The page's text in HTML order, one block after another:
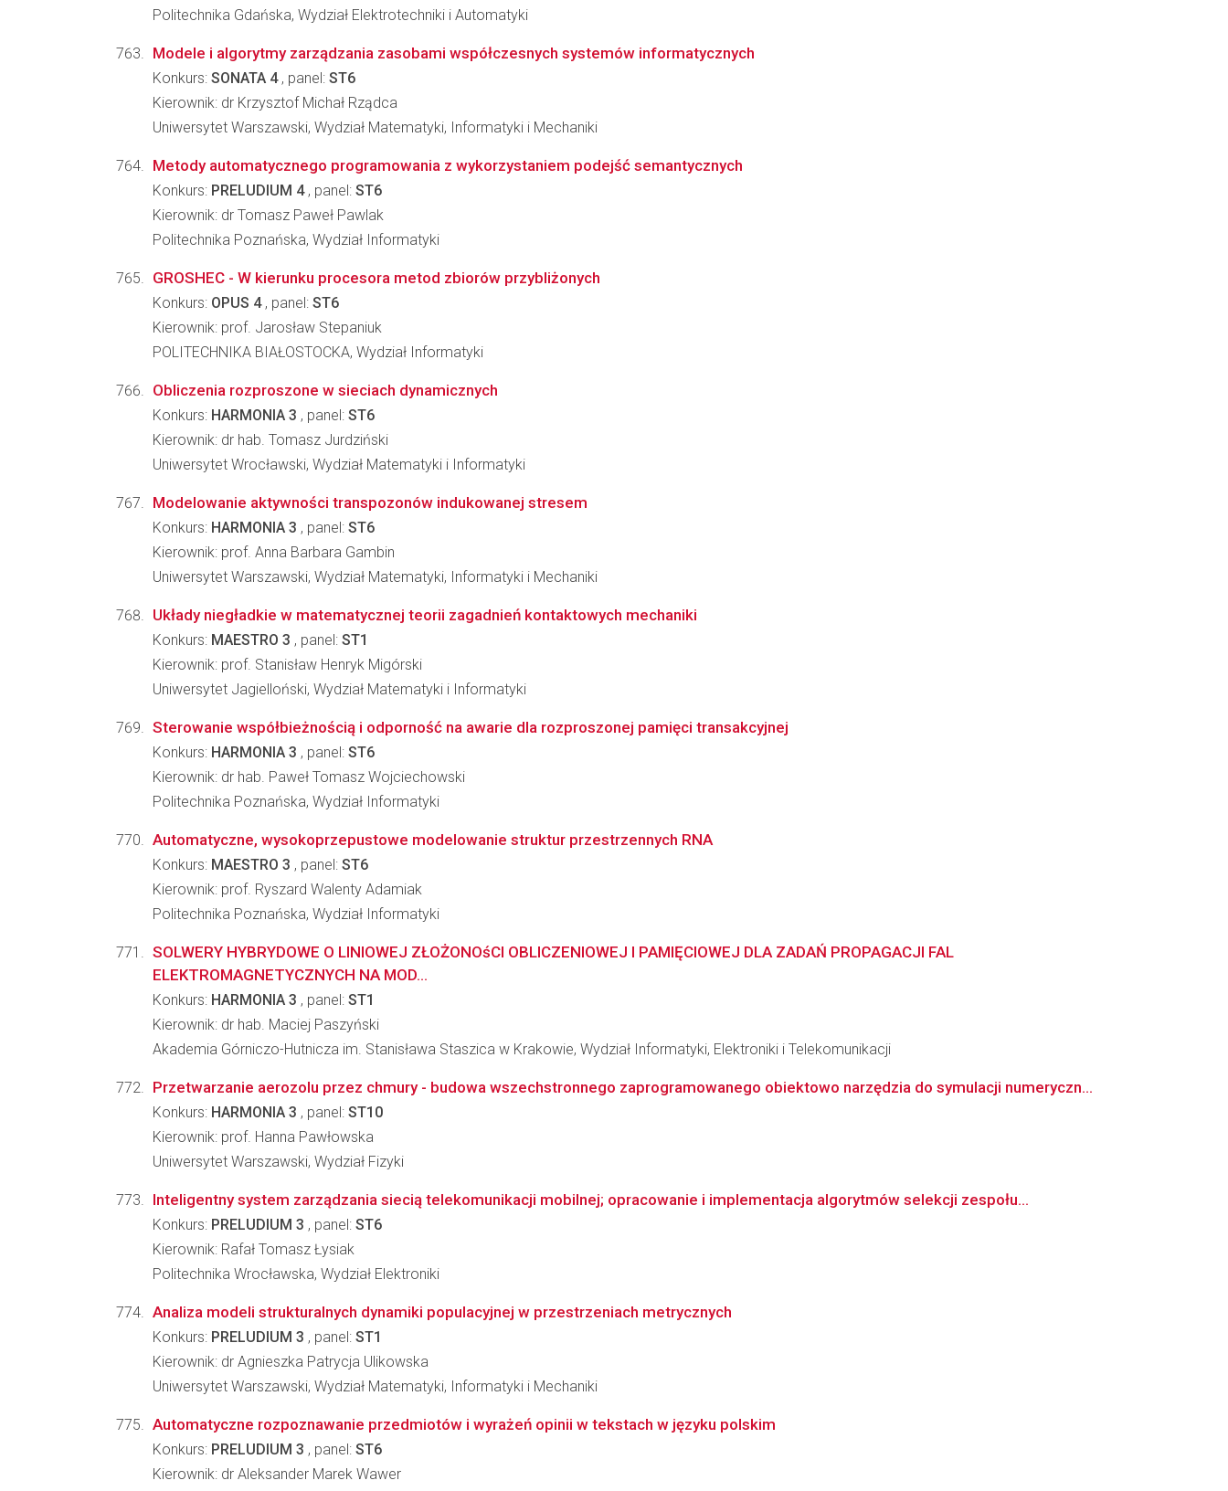
Politechnika Gdańska, Wydział Elektrotechniki i Automatyki
Modele i algorytmy zarządzania zasobami współczesnych systemów informatycznych
Konkurs: SONATA 4, panel: ST6
Kierownik: dr Krzysztof Michał Rządca
Uniwersytet Warszawski, Wydział Matematyki, Informatyki i Mechaniki
Metody automatycznego programowania z wykorzystaniem podejść semantycznych
Konkurs: PRELUDIUM 4, panel: ST6
Kierownik: dr Tomasz Paweł Pawlak
Politechnika Poznańska, Wydział Informatyki
GROSHEC - W kierunku procesora metod zbiorów przybliżonych
Konkurs: OPUS 4, panel: ST6
Kierownik: prof. Jarosław Stepaniuk
POLITECHNIKA BIAŁOSTOCKA, Wydział Informatyki
Obliczenia rozproszone w sieciach dynamicznych
Konkurs: HARMONIA 3 , panel: ST6
Kierownik: dr hab. Tomasz Jurdziński
Uniwersytet Wrocławski, Wydział Matematyki i Informatyki
Modelowanie aktywności transpozonów indukowanej stresem
Konkurs: HARMONIA 3 , panel: ST6
Kierownik: prof. Anna Barbara Gambin
Uniwersytet Warszawski, Wydział Matematyki, Informatyki i Mechaniki
Układy niegładkie w matematycznej teorii zagadnień kontaktowych mechaniki
Konkurs: MAESTRO 3 , panel: ST1
Kierownik: prof. Stanisław Henryk Migórski
Uniwersytet Jagielloński, Wydział Matematyki i Informatyki
Sterowanie współbieżnością i odporność na awarie dla rozproszonej pamięci transakcyjnej
Konkurs: HARMONIA 3 , panel: ST6
Kierownik: dr hab. Paweł Tomasz Wojciechowski
Politechnika Poznańska, Wydział Informatyki
Automatyczne, wysokoprzepustowe modelowanie struktur przestrzennych RNA
Konkurs: MAESTRO 3 , panel: ST6
Kierownik: prof. Ryszard Walenty Adamiak
Politechnika Poznańska, Wydział Informatyki
SOLWERY HYBRYDOWE O LINIOWEJ ZŁOŻONOśCI OBLICZENIOWEJ I PAMIĘCIOWEJ DLA ZADAŃ PROPAGACJI FAL
ELEKTROMAGNETYCZNYCH NA MOD...
Konkurs: HARMONIA 3 , panel: ST1
Kierownik: dr hab. Maciej Paszyński
Akademia Górniczo-Hutnicza im. Stanisława Staszica w Krakowie, Wydział Informatyki, Elektroniki i Telekomunikacji
Przetwarzanie aerozolu przez chmury - budowa wszechstronnego zaprogramowanego obiektowo narzędzia do symulacji numeryczn...
Konkurs: HARMONIA 3 , panel: ST10
Kierownik: prof. Hanna Pawłowska
Uniwersytet Warszawski, Wydział Fizyki
Inteligentny system zarządzania siecią telekomunikacji mobilnej; opracowanie i implementacja algorytmów selekcji zespołu...
Konkurs: PRELUDIUM 3 , panel: ST6
Kierownik: Rafał Tomasz Łysiak
Politechnika Wrocławska, Wydział Elektroniki
Analiza modeli strukturalnych dynamiki populacyjnej w przestrzeniach metrycznych
Konkurs: PRELUDIUM 3 , panel: ST1
Kierownik: dr Agnieszka Patrycja Ulikowska
Uniwersytet Warszawski, Wydział Matematyki, Informatyki i Mechaniki
Automatyczne rozpoznawanie przedmiotów i wyrażeń opinii w tekstach w języku polskim
Konkurs: PRELUDIUM 3 , panel: ST6
Kierownik: dr Aleksander Marek Wawer